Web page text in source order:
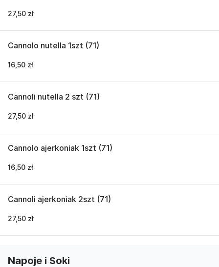
27,50 zł
Cannolo nutella 1szt (71)
16,50 zł
Cannoli nutella 2 szt (71)
27,50 zł
Cannolo ajerkoniak 1szt (71)
16,50 zł
Cannoli ajerkoniak 2szt (71)
27,50 zł
Napoje i Soki